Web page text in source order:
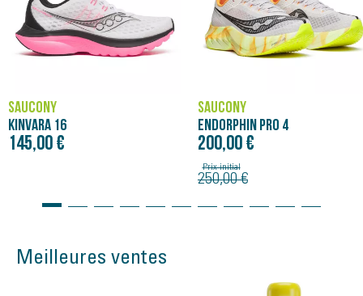
SAUCONY
KINVARA 16
145,00 €
SAUCONY
ENDORPHIN PRO 4
200,00 €
Prix initial
250,00 €
Meilleures ventes